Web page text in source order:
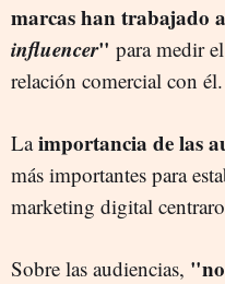
marcas han trabajado
influencer" para medir
relación comercial con él.
Laimportancia de las
más importantes para
marketing digital
Sobre las audiencias,